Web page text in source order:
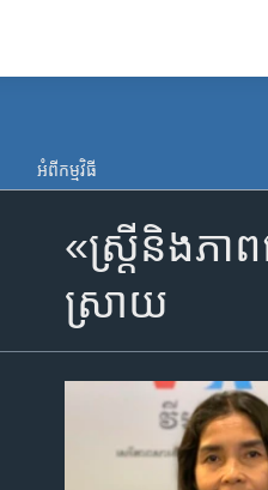
អំពី​កម្មវិធី​
«ស្រ្តី​​និង​​ភា
ស្រាយ